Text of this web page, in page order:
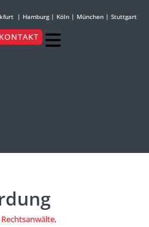
| Hamburg| Köln | München | Stuttgart
KONTAKT
Rechtsanwälte,